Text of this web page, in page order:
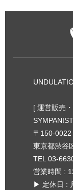
[ 運営販売
〒150-0022
東京都渋谷
TEL 03-
営業時間 :
▶︎ 定休日 :